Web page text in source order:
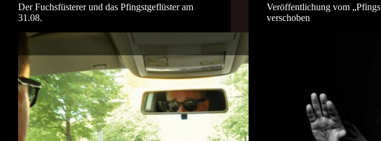
Der Fuchsfüsterer und das Pfingstgeflüster am
31.08.
Veröffentlichung vom
verschoben